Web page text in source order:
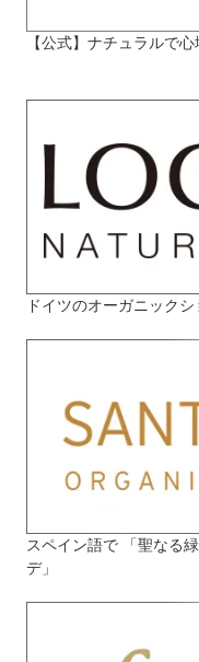
【公式】ナチュラルで
ドイツのオーガニック
スペイン語で 「聖なる
デ」